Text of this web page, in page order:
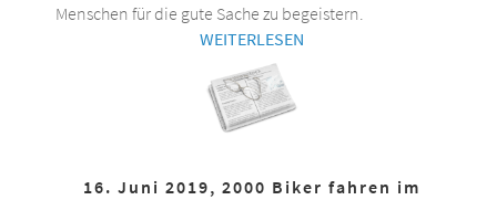
Menschen für die gute Sache zu begeistern.
WEITERLESEN
16. Juni 2019, 2000 Biker fahren im